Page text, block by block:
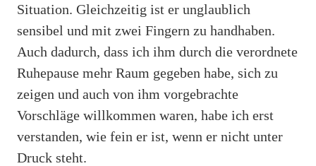
Situation. Gleichzeitig ist er unglaublich
sensibel und mit zwei Fingern zu handhaben.
Auch dadurch, dass ich ihm durch die verordnete
Ruhepause mehr Raum gegeben habe, sich zu
zeigen und auch von ihm vorgebrachte
Vorschläge willkommen waren, habe ich erst
verstanden, wie fein er ist, wenn er nicht unter
Druck steht.